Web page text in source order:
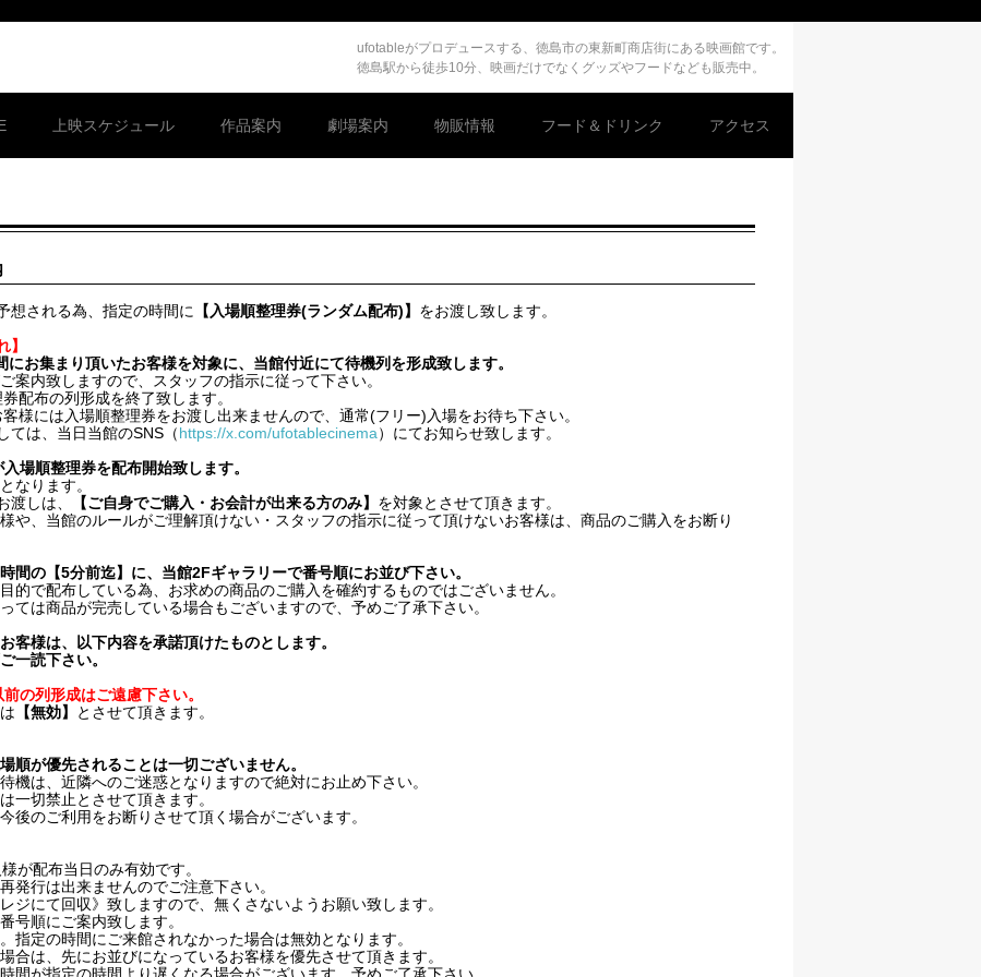
ufotableがプロデュースする、徳島市の東新町商店街にある映画館です。
徳島駅から徒歩10分、映画だけでなくグッズやフードなども販売中。
上映スケジュール 作品案内 劇場案内 物販情報 フード＆ドリンク アクセス
される為、指定の時間に 【入場順整理券(ランダム配布)】 をお渡し致します。
お集まり頂いたお客様を対象に、当館付近にて待機列を形成致します。
内致しますので、スタッフの指示に従って下さい。
布の列形成を終了致します。
は入場順整理券をお渡し出来ませんので、通常(フリー)入場をお待ち下さい。
は、当日当館のSNS（https://x.com/ufotablecinema）にてお知らせ致します。
場順整理券を配布開始致します。
ります。
しは、
【ご自身でご購入・お会計が出来る方のみ】 を対象とさせて頂きます。
当館のルールがご理解頂けない・スタッフの指示に従って頂けないお客様は、商品のご購入をお断り
の【5分前迄】に、当館2Fギャラリーで番号順にお並び下さい。
配布している為、お求めの商品のご購入を確約するものではございません。
商品が完売している場合もございますので、予めご了承下さい。
様は、以下内容を承諾頂けたものとします。
読下さい。
の列形成はご遠慮下さい。
【無効】
とさせて頂きます。
順が優先されることは一切ございません。
は、近隣へのご迷惑となりますので絶対にお止め下さい。
切禁止とさせて頂きます。
のご利用をお断りさせて頂く場合がございます。
配布当日のみ有効です。
行は出来ませんのでご注意下さい。
て回収》致しますので、無くさないようお願い致します。
順にご案内致します。
定の時間にご来館されなかった場合は無効となります。
、先にお並びになっているお客様を優先させて頂きます。